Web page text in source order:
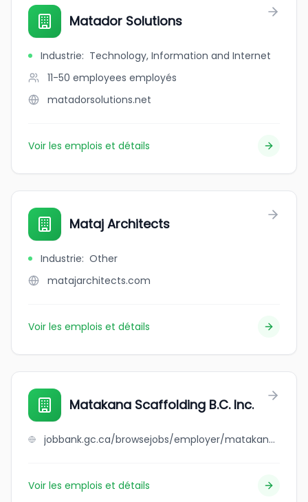
Matador Solutions
Industrie: Technology, Information and Internet
11-50 employees employés
matadorsolutions.net
Voir les emplois et détails
Mataj Architects
Industrie: Other
matajarchitects.com
Voir les emplois et détails
Matakana Scaffolding B.C. Inc.
jobbank.gc.ca/browsejobs/employer/matakana+scaffolding+b.c.+inc./ca
Voir les emplois et détails